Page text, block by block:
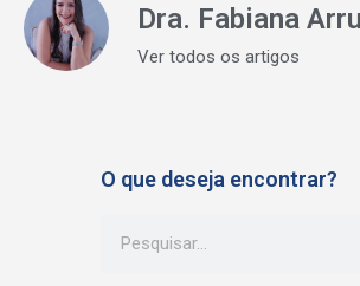
Dra. Fabiana
Ver todos os artigos
O que deseja encontrar?